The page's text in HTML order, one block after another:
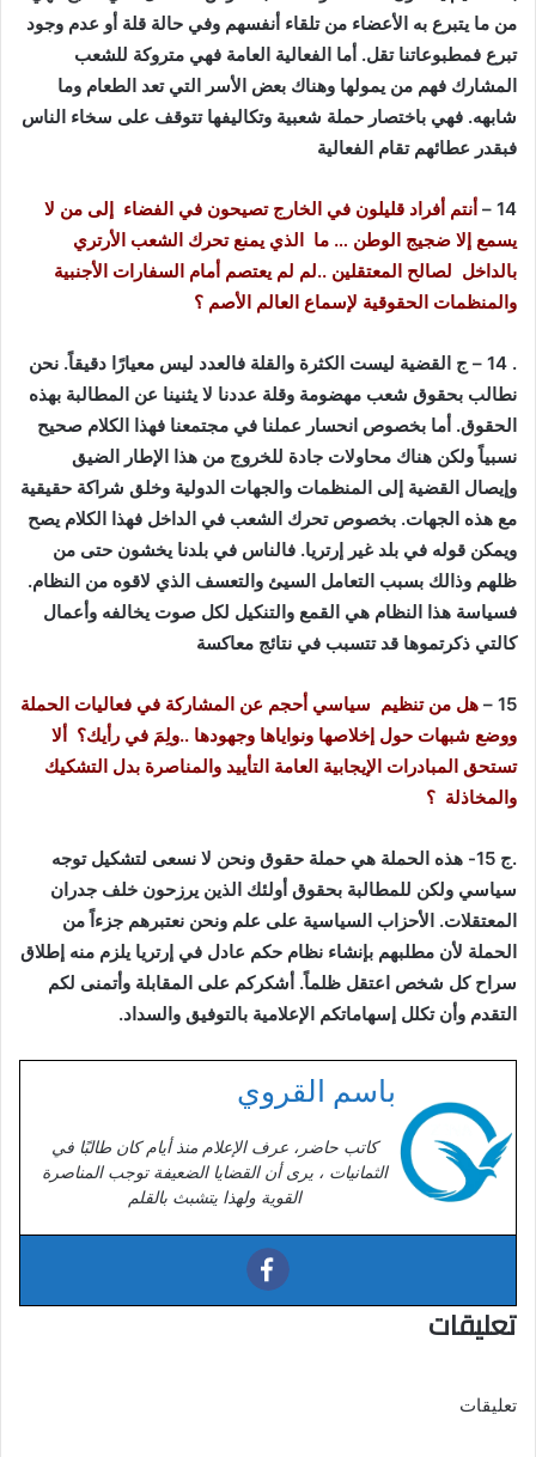
من ما يتبرع به الأعضاء من تلقاء أنفسهم وفي حالة قلة أو عدم وجود
تبرع فمطبوعاتنا تقل. أما الفعالية العامة فهي متروكة للشعب
المشارك فهم من يمولها وهناك بعض الأسر التي تعد الطعام وما
شابهه. فهي باختصار حملة شعبية وتكاليفها تتوقف على سخاء الناس
فبقدر عطائهم تقام الفعالية
14 –
أنتم أفراد قليلون في الخارج تصيحون في الفضاء إلى من لا
يسمع إلا ضجيج الوطن … ما الذي يمنع تحرك الشعب الأرتري
بالداخل لصالح المعتقلين ..لم لم يعتصم أمام السفارات الأجنبية
والمنظمات الحقوقية لإسماع العالم الأصم ؟
. 14 – ج القضية ليست الكثرة والقلة فالعدد ليس معيارًا دقيقاً. نحن
نطالب بحقوق شعب مهضومة وقلة عددنا لا يثنينا عن المطالبة بهذه
الحقوق. أما بخصوص انحسار عملنا في مجتمعنا فهذا الكلام صحيح
نسبياً ولكن هناك محاولات جادة للخروج من هذا الإطار الضيق
وإيصال القضية إلى المنظمات والجهات الدولية وخلق شراكة حقيقية
مع هذه الجهات. بخصوص تحرك الشعب في الداخل فهذا الكلام يصح
ويمكن قوله في بلد غير إرتريا. فالناس في بلدنا يخشون حتى من
ظلهم وذالك بسبب التعامل السيئ والتعسف الذي لاقوه من النظام.
فسياسة هذا النظام هي القمع والتنكيل لكل صوت يخالفه وأعمال
كالتي ذكرتموها قد تتسبب في نتائج معاكسة
15 –
هل من تنظيم سياسي أحجم عن المشاركة في فعاليات الحملة
ووضع شبهات حول إخلاصها ونواياها وجهودها ..ولِمَ في رأيك؟ ألا
تستحق المبادرات الإيجابية العامة التأييد والمناصرة بدل التشكيك
والمخاذلة ؟
.ج 15- هذه الحملة هي حملة حقوق ونحن لا نسعى لتشكيل توجه
سياسي ولكن للمطالبة بحقوق أولئك الذين يرزحون خلف جدران
المعتقلات. الأحزاب السياسية على علم ونحن نعتبرهم جزءاً من
الحملة لأن مطلبهم بإنشاء نظام حكم عادل في إرتريا يلزم منه إطلاق
سراح كل شخص اعتقل ظلماً. أشكركم على المقابلة وأتمنى لكم
التقدم وأن تكلل إسهاماتكم الإعلامية بالتوفيق والسداد.
باسم القروي
كاتب حاضر، عرف الإعلام منذ أيام كان طالبًا في
الثمانيات ، يرى أن القضايا الضعيفة توجب المناصرة
القوية ولهذا يتشبث بالقلم
تعليقات
تعليقات